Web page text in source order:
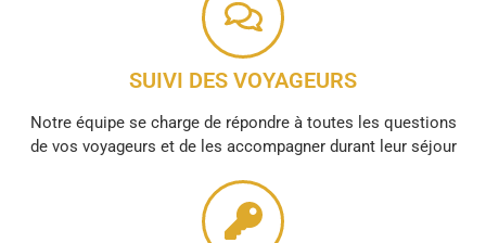
SUIVI DES VOYAGEURS
Notre équipe se charge de répondre à toutes les questions
de vos voyageurs et de les accompagner durant leur séjour